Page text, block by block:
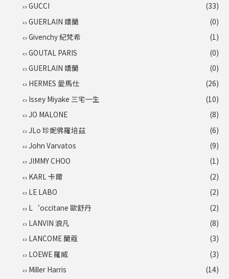
GUCCI
(33)
GUERLAIN 嬌蘭
(0)
Givenchy 紀梵希
(1)
GOUTAL PARIS
(0)
GUERLAIN 嬌蘭
(0)
HERMES 愛馬仕
(26)
Issey Miyake 三宅一生
(10)
JO MALONE
(8)
JLo 珍妮佛羅培茲
(6)
John Varvatos
(9)
JIMMY CHOO
(1)
KARL 卡爾
(2)
LE LABO
(2)
L‘occitane 歐舒丹
(2)
LANVIN 浪凡
(8)
LANCOME 蘭蔻
(3)
LOEWE 羅威
(3)
Miller Harris
(14)